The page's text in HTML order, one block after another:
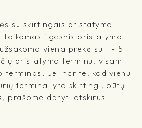
su skirtingais pristatymo
taikomas ilgesnis pristatymo
viena prekė su 1 - 5
pristatymo terminu, visam
terminas. Jei norite, kad vienu
terminai yra skirtingi, būtų
prašome daryti atskirus